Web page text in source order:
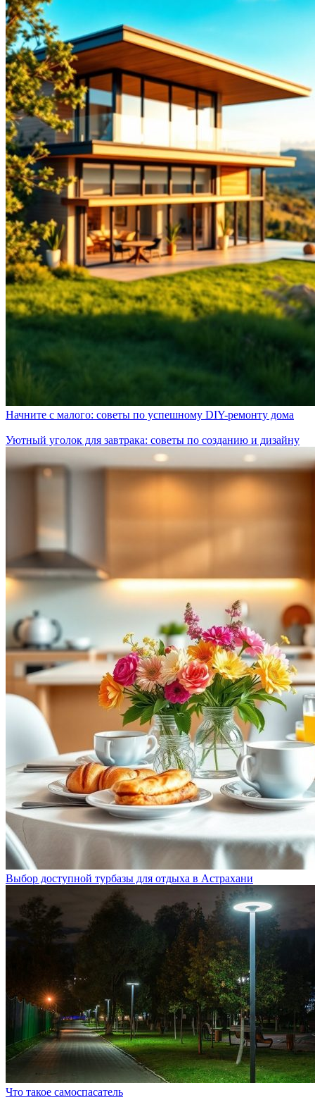
Начните с малого: советы по успешному DIY-ремонту дома
Уютный уголок для завтрака: советы по созданию и дизайну
Выбор доступной турбазы для отдыха в Астрахани
Что такое самоспасатель